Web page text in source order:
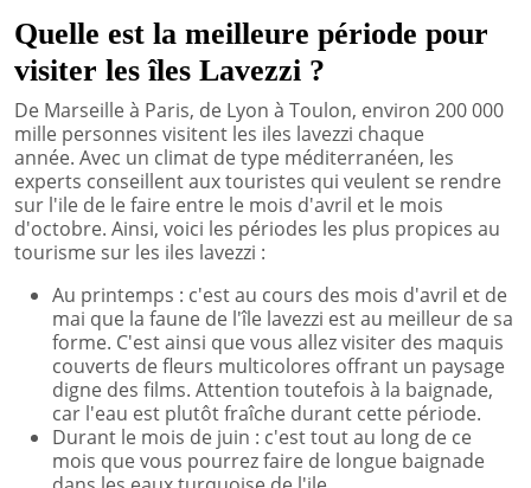
Quelle est la meilleure période pour
visiter les îles Lavezzi ?
De Marseille à Paris, de Lyon à Toulon, environ 200 000
mille personnes visitent les iles lavezzi chaque
année. Avec un climat de type méditerranéen, les
experts conseillent aux touristes qui veulent se rendre
sur l'ile de le faire entre le mois d'avril et le mois
d'octobre. Ainsi, voici les périodes les plus propices au
tourisme sur les iles lavezzi :
Au printemps : c'est au cours des mois d'avril et de
mai que la faune de l'île lavezzi est au meilleur de sa
forme. C'est ainsi que vous allez visiter des maquis
couverts de fleurs multicolores offrant un paysage
digne des films. Attention toutefois à la baignade,
car l'eau est plutôt fraîche durant cette période.
Durant le mois de juin : c'est tout au long de ce
mois que vous pourrez faire de longue baignade